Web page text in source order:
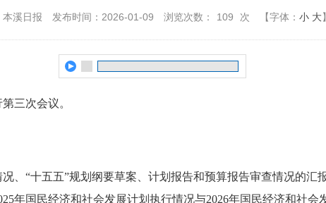
本溪日报 发布时间：2026-01-09 浏览次数： 109 次 【字体： 小 大】
三次会议。
“十五五”规划纲要草案、计划报告和预算报告审查情况的汇
年国民经济和社会发展计划执行情况与2026年国民经济和社